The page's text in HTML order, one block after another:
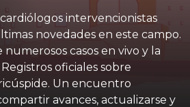
intervencionistas
novedades en este campo.
casos en vivo y la
oficiales sobre
Un encuentro
avances, actualizarse y